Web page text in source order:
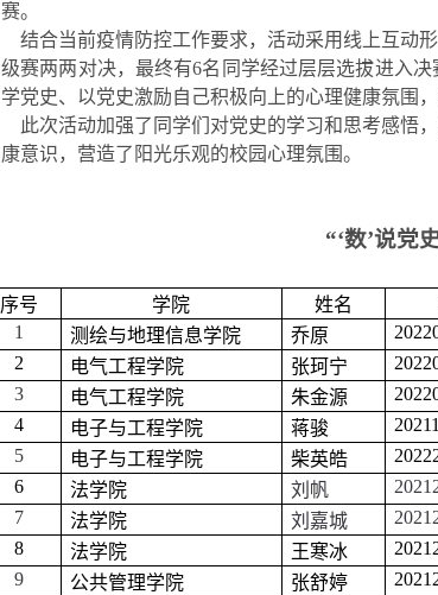
赛。
结合当前疫情防控工作要求，活动采用线上互动
级赛两两对决，最终有6名同学经过层层选拔进入
学党史、以党史激励自己积极向上的心理健康氛围
此次活动加强了同学们对党史的学习和思考感悟
康意识，营造了阳光乐观的校园心理氛围。
“‘数’说党
序号 学院 姓名
1
测绘与地理信息学院 乔原
2
电气工程学院 张珂宁
3
电气工程学院 朱金源
4
电子与工程学院 蒋骏
5
电子与工程学院 柴英皓
6
法学院 刘帆
7
法学院 刘嘉城
8
法学院 王寒冰
9
公共管理学院 张舒婷